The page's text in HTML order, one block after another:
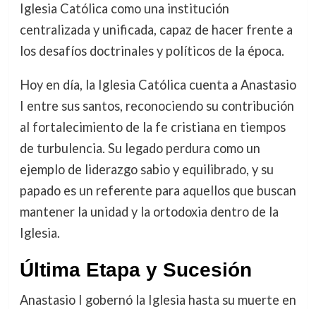
Iglesia Católica como una institución
centralizada y unificada, capaz de hacer frente a
los desafíos doctrinales y políticos de la época.
Hoy en día, la Iglesia Católica cuenta a Anastasio
I entre sus santos, reconociendo su contribución
al fortalecimiento de la fe cristiana en tiempos
de turbulencia. Su legado perdura como un
ejemplo de liderazgo sabio y equilibrado, y su
papado es un referente para aquellos que buscan
mantener la unidad y la ortodoxia dentro de la
Iglesia.
Última Etapa y Sucesión
Anastasio I gobernó la Iglesia hasta su muerte en